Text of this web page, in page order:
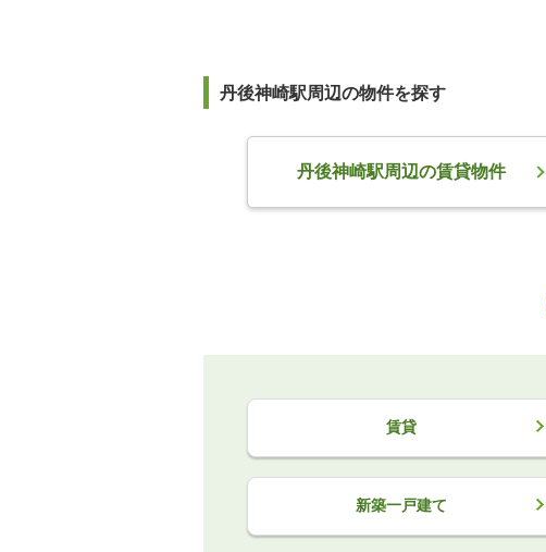
丹後神崎駅周辺の物件を探す
丹後神崎駅周辺の賃貸物件
賃貸
新築一戸建て